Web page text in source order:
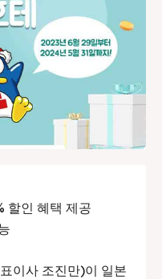
할인 혜택 제공
이사 조진만)이 일본